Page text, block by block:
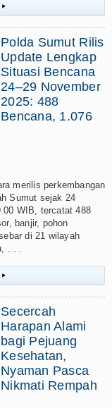
▸
Polda Sumut Rilis
Update Lengkap
Situasi Bencana
24–29 November
2025: 488
Bencana, 1.076
merilis perkembangan
Sumut sejak 24
WIB, tercatat 488
banjir, pohon
di 21 wilayah
. . .
▸
Secercah
Harapan Alami
bagi Pejuang
Kesehatan,
Nyaman Pasca
Nikmati Rempah